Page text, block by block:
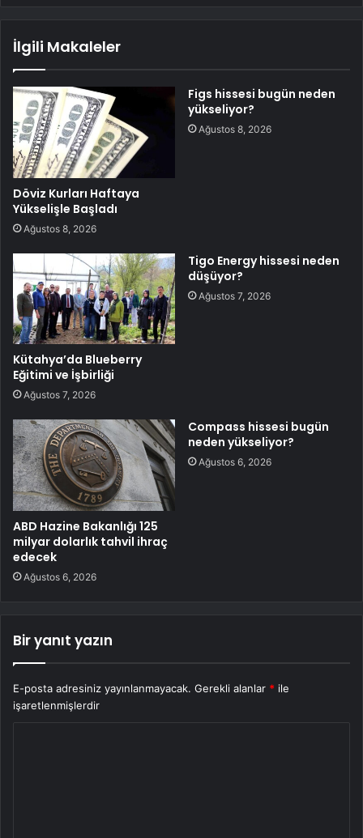
İlgili Makaleler
Döviz Kurları Haftaya
Yükselişle Başladı
Ağustos 8, 2026
Figs hissesi bugün neden
yükseliyor?
Ağustos 8, 2026
Kütahya’da Blueberry
Eğitimi ve İşbirliği
Ağustos 7, 2026
Tigo Energy hissesi neden
düşüyor?
Ağustos 7, 2026
ABD Hazine Bakanlığı 125
milyar dolarlık tahvil ihraç
edecek
Ağustos 6, 2026
Compass hissesi bugün
neden yükseliyor?
Ağustos 6, 2026
Bir yanıt yazın
E-posta adresiniz yayınlanmayacak. Gerekli alanlar * ile
işaretlenmişlerdir